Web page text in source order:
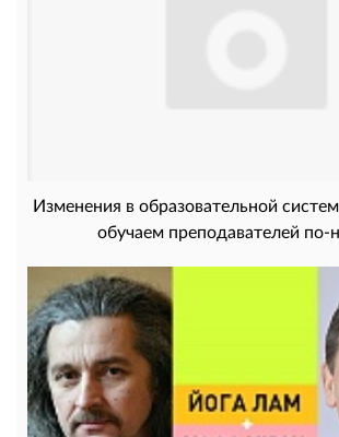
Изменения в образовательной
обучаем преподавателей по-